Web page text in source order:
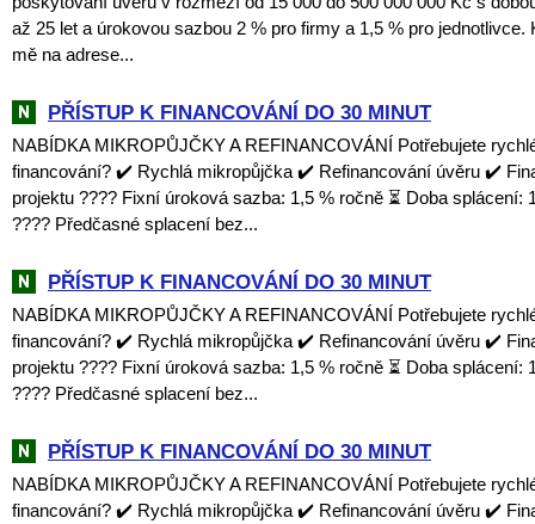
až 25 let a úrokovou sazbou 2 % pro firmy a 1,5 % pro jednotlivce.
mě na adrese...
PŘÍSTUP K FINANCOVÁNÍ DO 30 MINUT
NABÍDKA MIKROPŮJČKY A REFINANCOVÁNÍ Potřebujete
financování? ✔️ Rychlá mikropůjčka ✔️ Refinancování úvěru ✔️
projektu ???? Fixní úroková sazba: 1,5 % ročně ⏳ Doba splácení:
???? Předčasné splacení bez...
PŘÍSTUP K FINANCOVÁNÍ DO 30 MINUT
NABÍDKA MIKROPŮJČKY A REFINANCOVÁNÍ Potřebujete
financování? ✔️ Rychlá mikropůjčka ✔️ Refinancování úvěru ✔️
projektu ???? Fixní úroková sazba: 1,5 % ročně ⏳ Doba splácení:
???? Předčasné splacení bez...
PŘÍSTUP K FINANCOVÁNÍ DO 30 MINUT
NABÍDKA MIKROPŮJČKY A REFINANCOVÁNÍ Potřebujete
financování? ✔️ Rychlá mikropůjčka ✔️ Refinancování úvěru ✔️